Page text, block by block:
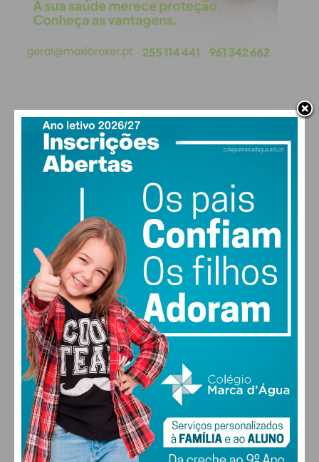
PAÇOS DE FERREIRA
18°
few clouds
vento: 1m/s SSO
MAX 20 • MIN 18
26°
DOM
28
SEG
30°
TER QUA
FARMACIAS DE SERVIÇO EM PAÇOS DE
FERREIRA